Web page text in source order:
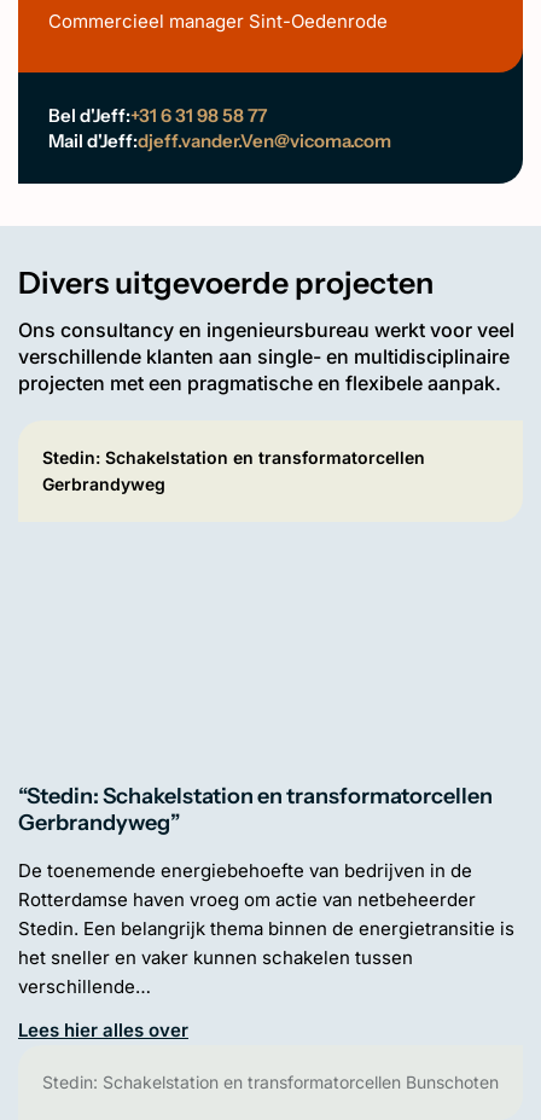
Commercieel manager Sint-Oedenrode
Bel d'Jeff:+31 6 31 98 58 77
Mail d'Jeff:djeff.vander.Ven@vicoma.com
Divers uitgevoerde projecten
Ons consultancy en ingenieursbureau werkt voor veel
verschillende klanten aan single- en multidisciplinaire
projecten met een pragmatische en flexibele aanpak.
Stedin: Schakelstation en transformatorcellen
Gerbrandyweg
“Stedin: Schakelstation en transformatorcellen
Gerbrandyweg”
De toenemende energiebehoefte van bedrijven in de
Rotterdamse haven vroeg om actie van netbeheerder
Stedin. Een belangrijk thema binnen de energietransitie is
het sneller en vaker kunnen schakelen tussen
verschillende…
Lees hier alles over
Stedin: Schakelstation en transformatorcellen Bunschoten